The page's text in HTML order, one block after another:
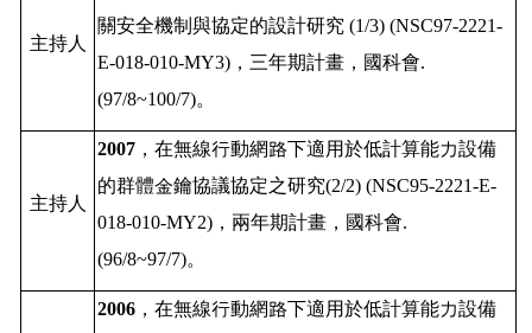
主持人
關安全機制與協定的設計研究 (1/3) (NSC97-2221-
E-018-010-MY3) ，三年期計畫，國科會.
(97/8~100/7)。
主持人
2007 ，在無線行動網路下適用於低計算能力設備
的群體金鑰協議協定之研究(2/2) (NSC95-2221-E-
018-010-MY2) ，兩年期計畫，國科會.
(96/8~97/7)。
2006 ，在無線行動網路下適用於低計算能力設備